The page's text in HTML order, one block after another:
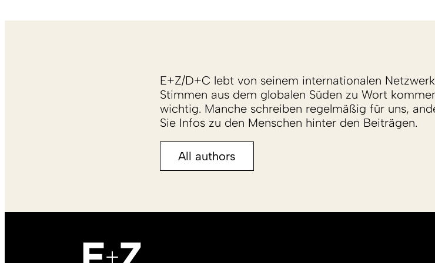
E+Z/D+C lebt von seinem internationalen
Stimmen aus dem globalen Süden zu Wort
wichtig. Manche schreiben regelmäßig für uns,
Sie Infos zu den Menschen hinter den Beiträgen.
All authors